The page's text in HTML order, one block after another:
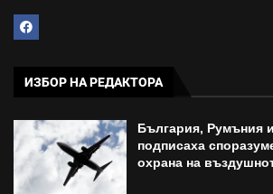
ИЗБОР НА РЕДАКТОРА
България, Румъния
подписаха
охрана на